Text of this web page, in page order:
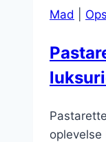
Mad